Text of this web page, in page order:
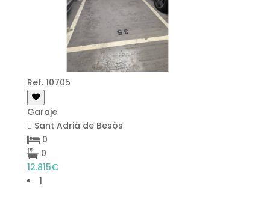
Ref. 10705
Garaje
Sant Adrià de Besòs
0
0
12.815€
1